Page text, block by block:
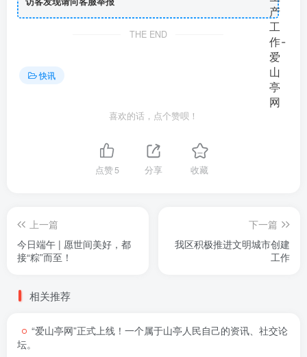
THE END
快讯
喜欢的话，点个赞呗！
点赞5 分享 收藏
上一篇
今日端午 | 愿世间美好，都
接“粽”而至！
下一篇
我区积极推进文明城市创建
工作
相关推荐
“爱山亭网”正式上线！一个属于山亭人民自己的资讯、社交论
坛。